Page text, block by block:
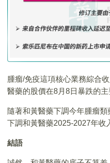
腫瘤/免疫這項核心業務綜合
醫藥的股價在8月8日暴跌的主
隨著和黃醫藥下調今年腫瘤
下調和黃醫藥2025-2027年收
結語